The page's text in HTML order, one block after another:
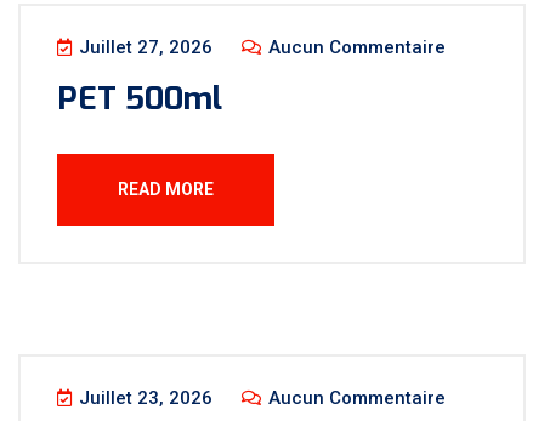
Juillet 27, 2026 Aucun Commentaire
PET 500ml
READ MORE
Juillet 23, 2026 Aucun Commentaire